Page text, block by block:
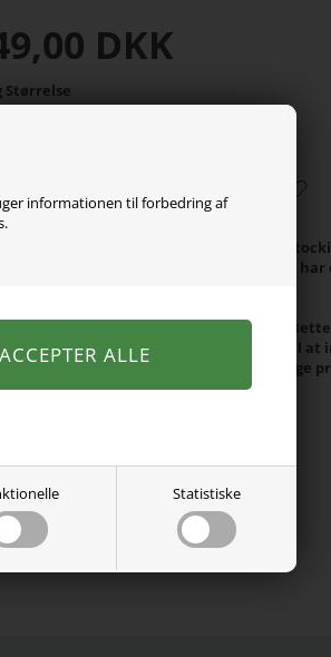
informationen til forbedring af
Statistiske
DKK
Størrelse
pakke får du 2 ensfarvede røde
Begge bodyer er med korte ærmer,
i dejligt blødt BCI bomuld. BCI står for
licenserede landmænd bliver uddannet til at
sociale og økonomisk bæredygtige
fraBirkholm